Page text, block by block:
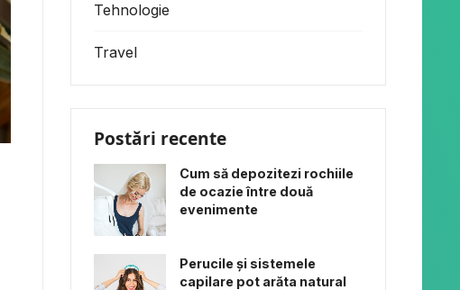
Tehnologie
Travel
Postări recente
Cum să depozitezi rochiile
de ocazie între două
evenimente
Perucile și sistemele
capilare pot arăta natural